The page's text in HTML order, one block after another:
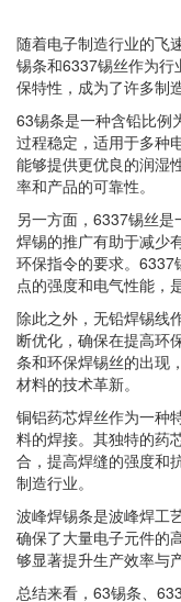
随着电子制造行业的飞
锡条和6337锡丝作为
保特性，成为了许多制
63锡条是一种含铅比例
过程稳定，适用于多种
能够提供更优良的润湿
率和产品的可靠性。
另一方面，6337锡丝
焊锡的推广有助于减少
环保指令的要求。
点的强度和电气性能，
除此之外，无铅焊锡线
断优化，确保在提高环
条和环保焊锡丝的出现
材料的技术革新。
铜铝药芯焊丝作为一种
料的焊接。其独特的药
合，提高焊缝的强度和
制造行业。
波峰焊锡条是波峰焊工
确保了大量电子元件的
够显著提升生产效率与
总结来看，63锡条、